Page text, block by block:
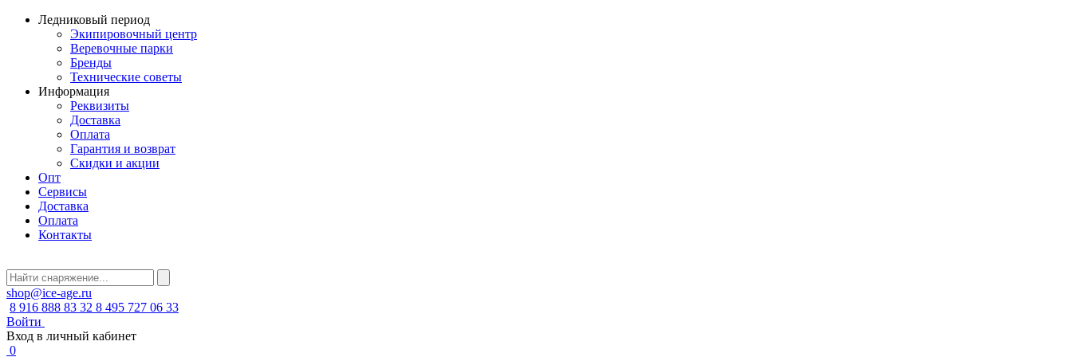
Ледниковый период
Экипировочный центр
Веревочные парки
Бренды
Технические советы
Информация
Реквизиты
Доставка
Оплата
Гарантия и возврат
Скидки и акции
Опт
Сервисы
Доставка
Оплата
Контакты
shop@ice-age.ru
8 916 888 83 32 8 495 727 06 33
Войти
Вход в личный кабинет
0